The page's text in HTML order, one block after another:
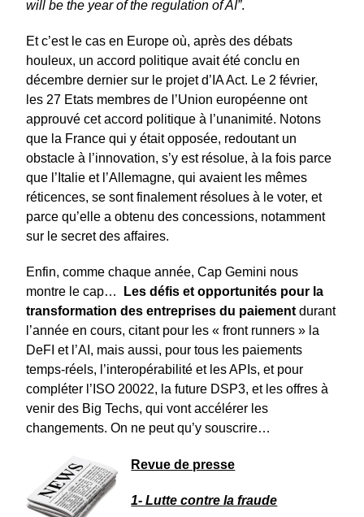
will be the year of the regulation of AI”.
Et c’est le cas en Europe où, après des débats
houleux, un accord politique avait été conclu en
décembre dernier sur le projet d’IA Act. Le 2 février,
les 27 Etats membres de l’Union européenne ont
approuvé cet accord politique à l’unanimité. Notons
que la France qui y était opposée, redoutant un
obstacle à l’innovation, s’y est résolue, à la fois parce
que l’Italie et l’Allemagne, qui avaient les mêmes
réticences, se sont finalement résolues à le voter, et
parce qu’elle a obtenu des concessions, notamment
sur le secret des affaires.
Enfin, comme chaque année, Cap Gemini nous
montre le cap…
Les défis et opportunités pour la
transformation des entreprises du paiementdurant
l’année en cours, citant pour les « front runners » la
DeFI et l’AI, mais aussi, pour tous les paiements
temps-réels, l’interopérabilité et les APIs, et pour
compléter l’ISO 20022, la future DSP3, et les offres à
venir des Big Techs, qui vont accélérer les
changements. On ne peut qu’y souscrire…
Revue de presse
1- Lutte contre la fraude